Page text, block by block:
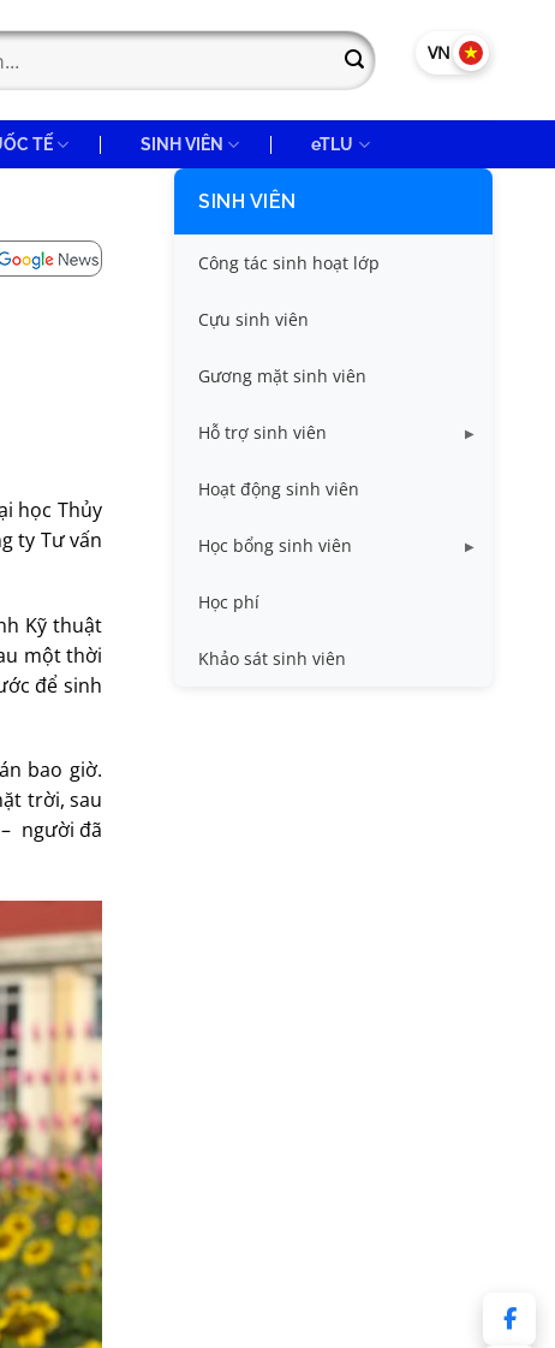
VN EN
TẾ SINH VIÊN eTLU
học Thủy
ty Tư vấn
Kỹ thuật
một thời
để sinh
bao giờ.
trời, sau
người đã
SINH VIÊN
Công tác sinh hoạt lớp
Cựu sinh viên
Gương mặt sinh viên
Hỗ trợ sinh viên
Miễn giảm học phí
Nhà ở
Hoạt động sinh viên
Học bổng sinh viên
HB khuyến khích học tập
HB Lê Văn Kiểm và gia đình
Học phí
Khảo sát sinh viên